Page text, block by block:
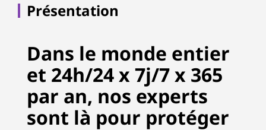
Présentation
Dans le monde entier
et 24h/24 x 7j/7 x 365
par an, nos experts
sont là pour protéger